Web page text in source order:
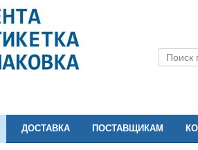
ДОСТАВКА ПОСТАВЩИКАМ